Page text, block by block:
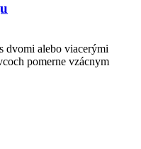
dvomi alebo viacerými
pomerne vzácnym